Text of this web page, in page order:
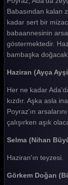
Babasından kalan
kadar sert bir
babaannesinin
göstermektedir.
bambaşka
Haziran (Ayça
Her ne kadar
kızdır. Aşka asla
Poyraz'ın
çalışırken aşık
Selma (Nihan
Haziran'ın teyzesi.
Görkem Doğan